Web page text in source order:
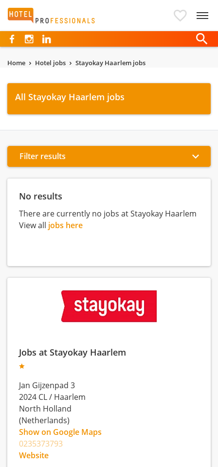
Hotelprofessionals
Home Hotel jobs Stayokay Haarlem jobs
All Stayokay Haarlem jobs
Filter results
No results
There are currently no jobs at Stayokay Haarlem
View all jobs here
Jobs at Stayokay Haarlem
Jan Gijzenpad 3
2024 CL/ Haarlem
North Holland
(Netherlands)
Show on Google Maps
0235373793
Website